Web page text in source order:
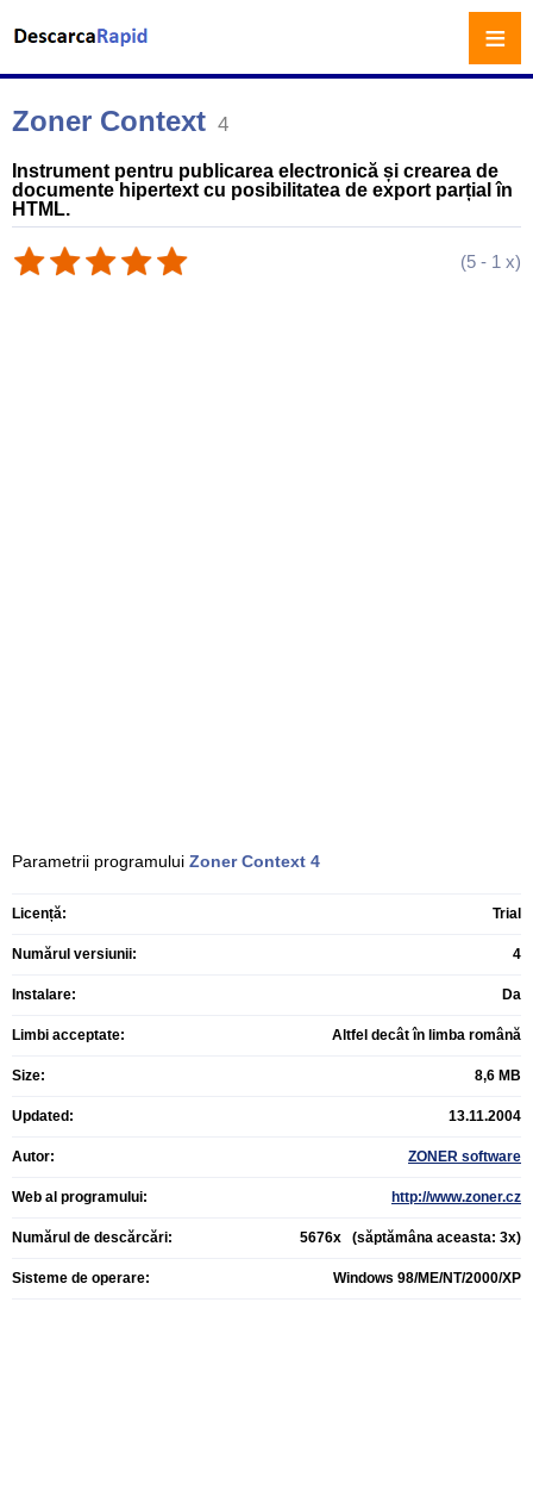
Zoner Context 4
Instrument pentru publicarea electronică și crearea de
documente hipertext cu posibilitatea de export parțial în
HTML.
(5 - 1 x)
Parametrii programului Zoner Context 4
Licență: Trial
Numărul versiunii: 4
Instalare: Da
Limbi acceptate: Altfel decât în limba română
Size: 8,6 MB
Updated: 13.11.2004
Autor: ZONER software
Web al programului: http://www.zoner.cz
Numărul de descărcări: 5676x (săptămâna aceasta: 3x)
Sisteme de operare: Windows 98/ME/NT/2000/XP
≡